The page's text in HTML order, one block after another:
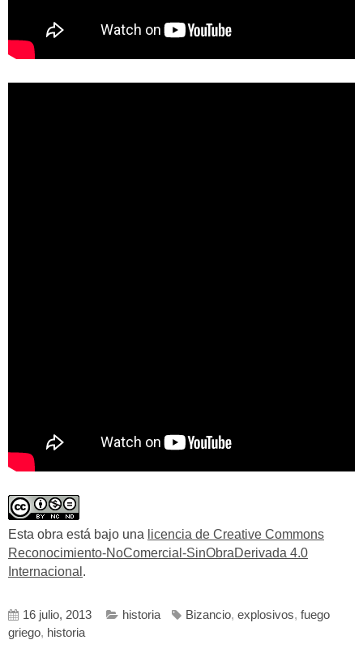
Esta obra está bajo una licencia de Creative Commons
Reconocimiento-NoComercial-SinObraDerivada 4.0
Internacional .
16 julio, 2013 historia Bizancio, explosivos, fuego
griego, historia